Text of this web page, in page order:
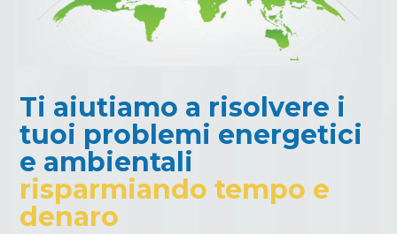
Ti aiutiamo a risolvere i
tuoi problemi energetici
e ambientali
risparmiando tempo e
denaro